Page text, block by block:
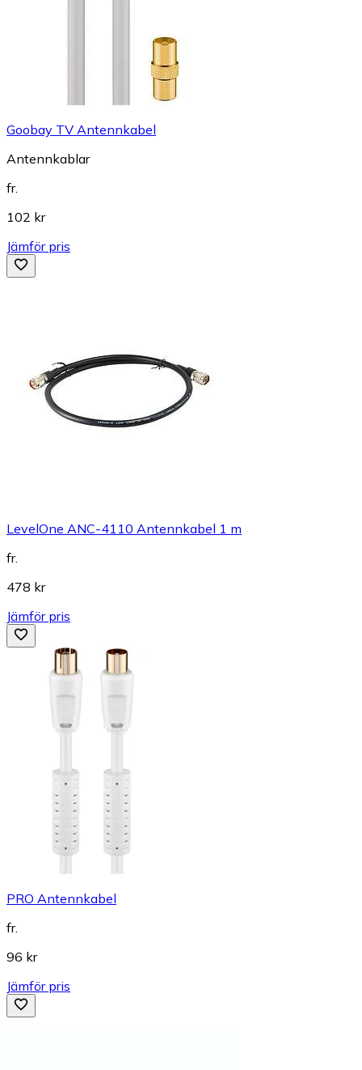
Goobay TV Antennkabel
Antennkablar
fr.
102 kr
Jämför pris
LevelOne ANC-4110 Antennkabel 1 m
fr.
478 kr
Jämför pris
PRO Antennkabel
fr.
96 kr
Jämför pris